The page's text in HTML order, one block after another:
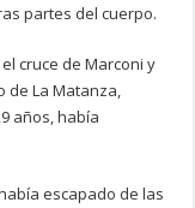
partes del cuerpo.
cruce de Marconi y
de La Matanza,
años, había
escapado de las